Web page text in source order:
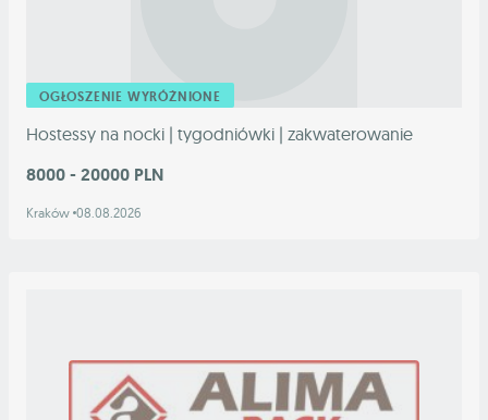
OGŁOSZENIE WYRÓŻNIONE
Hostessy na nocki | tygodniówki | zakwaterowanie
8000 - 20000 PLN
Kraków 08.08.2026